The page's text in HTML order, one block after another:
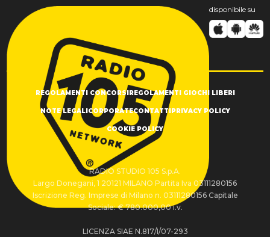
disponibile su
REGOLAMENTI CONCORSIREGOLAMENTI GIOCHI LIBERI
NOTE LEGALICORPORATECONTATTIPRIVACY POLICY
COOKIE POLICY
RADIO STUDIO 105 S.p.A.
Largo Donegani, 1 20121 MILANO Partita Iva 03111280156
Iscrizione Reg. Imprese di Milano n. 03111280156 Capitale
Sociale: € 780.000,00 i.v.
LICENZA SIAE N.817/I/07-293